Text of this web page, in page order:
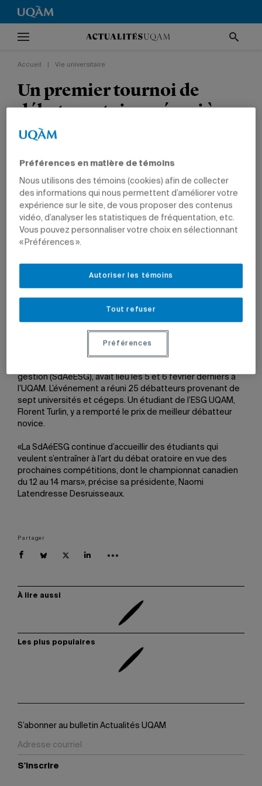
Accueil Vie universitaire
Un premier tournoi de
débats oratoires réussi à
l’ESG UQAM
VIE UNIVERSITAIRE GESTION
La Coupe René-Lévesque, premier tournoi de débats
oratoires organisé par la Société de débat de
gestion (SdAéESG), avait lieu les 5 et 6 février derniers à
l’UQAM. L’événement a réuni 25 débatteurs provenant de
sept universités et cégeps. Un étudiant de l’ESG UQAM,
Florent Turlin, y a remporté le prix de meilleur débatteur
novice.
«La SdAéESG continue d’accueillir des étudiants qui
veulent s’entraîner à l’art du débat oratoire en vue des
prochaines compétitions, dont le championnat canadien
du 12 au 14 mars», précise sa présidente, Naomi
Latendresse Desruisseaux.
Partager
À lire aussi
Les plus populaires
S’abonner au bulletin Actualités UQAM
S'inscrire
Préférences en matière de témoins
Nous utilisons des témoins (cookies) afin de collecter
des informations qui nous permettent d’améliorer votre
expérience sur le site, de vous proposer des contenus
vidéo, d’analyser les statistiques de fréquentation, etc.
Vous pouvez personnaliser votre choix en sélectionnant
« Préférences ».
Tout refuser
Autoriser les témoins
Préférences